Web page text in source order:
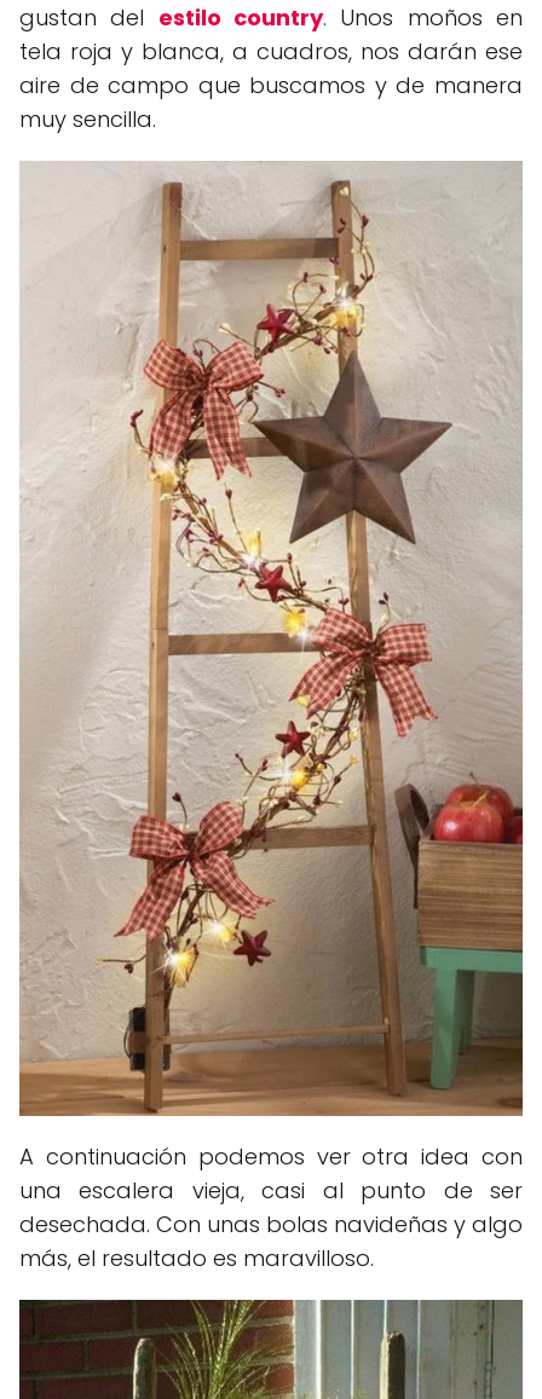
gustan del estilo country. Unos moños en
tela roja y blanca, a cuadros, nos darán ese
aire de campo que buscamos y de manera
muy sencilla.
A continuación podemos ver otra idea con
una escalera vieja, casi al punto de ser
desechada. Con unas bolas navideñas y algo
más, el resultado es maravilloso.